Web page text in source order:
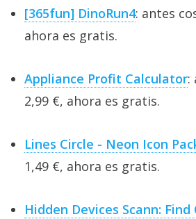
[365fun] DinoRun4: antes
ahora es gratis.
Appliance Profit Calculator:
2,99 €, ahora es gratis.
Lines Circle - Neon Icon
1,49 €, ahora es gratis.
Hidden Devices Scann: Find